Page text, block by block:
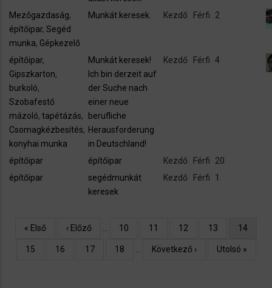
Mezőgazdaság,
építőipar, Segéd
munka, Gépkezelő
Munkát keresek. Kezdő Férfi 2
építőipar,
Gipszkarton,
burkoló,
Szobafestő
mázoló, tapétázás,
Csomagkézbesítés,
konyhai munka
Munkát keresek!
Ich bin derzeit auf
der Suche nach
einer neue
berufliche
Herausforderung
in Deutschland!
Kezdő Férfi 4
építőipar építőipar Kezdő Férfi
20
építőipar
segédmunkát
keresek
Kezdő Férfi 1
Oldalszámozás
Első
« Első
Előző
‹ Előző Oldal
10 Oldal
11 Oldal
12 Oldal
13
Jelenlegi
14
Oldal
15 Oldal
16 Oldal
17 Oldal
18
Következő
Következő ›
Utolsó
Utolsó »